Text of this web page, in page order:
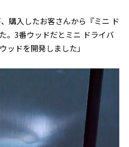
購入したお客さんから『ミニ ド
。3番ウッドだとミニ ドライバ
ッドを開発しました」